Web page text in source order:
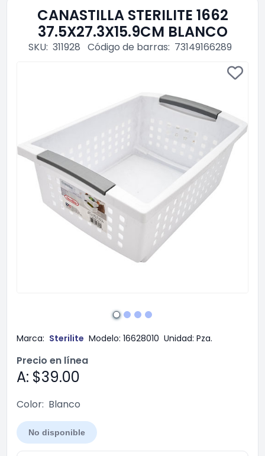
CANASTILLA STERILITE 1662
37.5X27.3X15.9CM BLANCO
SKU: 311928 Código de barras: 73149166289
Marca: Sterilite Modelo: 16628010 Unidad: Pza.
Precio en línea
A: $39.00
Color: Blanco
No disponible